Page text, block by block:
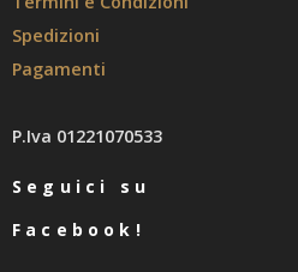
Spedizioni
Pagamenti
P.Iva 01221070533
Seguici su
Facebook!